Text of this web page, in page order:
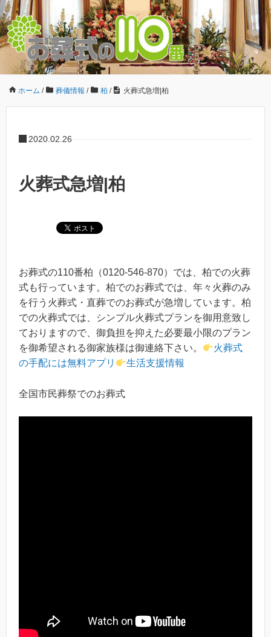
ホーム / 葬儀情報 / 柏 / 火葬式急増|柏
2020.02.26
火葬式急増|柏
お葬式の110番柏（0120-546-870）では、柏での火葬
式も行っています。柏でのお葬式では、年々火葬のみ
を行う火葬式・直葬でのお葬式が急増しています。柏
での火葬式では、シンプル火葬式プランを御用意致し
ておりますので、御負担を抑えた必要最小限のプラン
を御希望される御家族様は御連絡下さい。
火葬式
の手配には無料アプリ
生活支援情報
全国市民葬祭でのお葬式